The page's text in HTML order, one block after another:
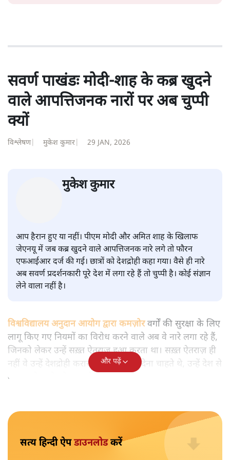
की। इसके बाद पारिवारिक व्यवसाय में क़रीब दो दशक गुज़ारने के
'समकाल' पाक्षिक समाचार पत्रिका का क़रीब एक वर्ष प्रकाशन किया
।
शीतल पी. सिंहकी और स्टोरी पढ़ें
क्यों
विश्लेषण| मुकेश कुमार | 29 JAN, 2026